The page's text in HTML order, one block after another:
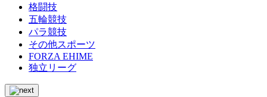
格闘技
五輪競技
パラ競技
その他スポーツ
FORZA EHIME
独立リーグ